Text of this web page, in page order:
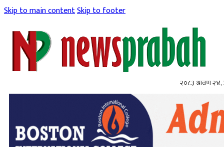
Skip to main contentSkip to footer
२०८३ श्रावण